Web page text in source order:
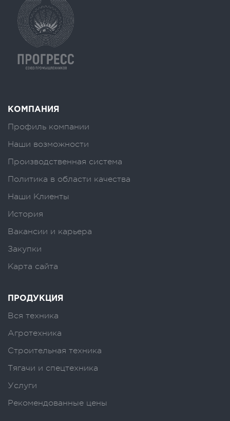
КОМПАНИЯ
Профиль компании
Наши возможности
Производственная система
Политика в области качества
Наши Клиенты
История
Вакансии и карьера
Закупки
Карта сайта
ПРОДУКЦИЯ
Вся техника
Агротехника
Строительная техника
Тягачи и спецтехника
Услуги
Рекомендованные цены